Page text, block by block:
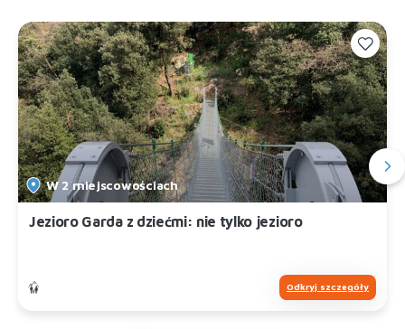
W 2 miejscowościach
Jezioro Garda z dziećmi: nie tylko jezioro
Odkryj szczegóły